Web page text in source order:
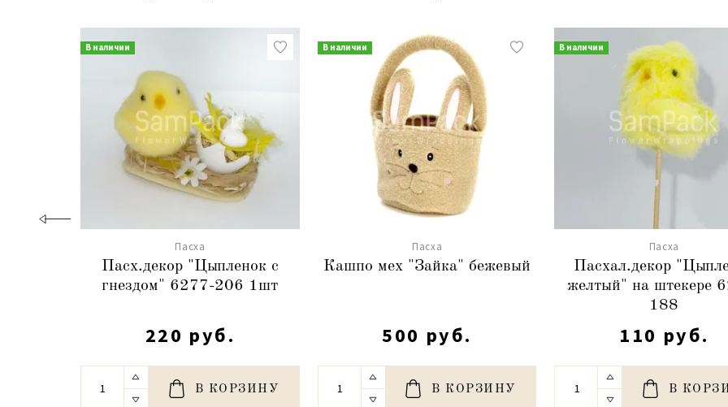
В наличии
Пасха
Пасх.декор "Цыпленок с
гнездом" 6277-206 1шт
220 руб.
В КОРЗИНУ
В наличии
Пасха
Кашпо мех "Зайка" бежевый
500 руб.
В КОРЗИНУ
В наличии
Пасха
Пасхал.декор
желтый" на штекере
188
110 руб.
В